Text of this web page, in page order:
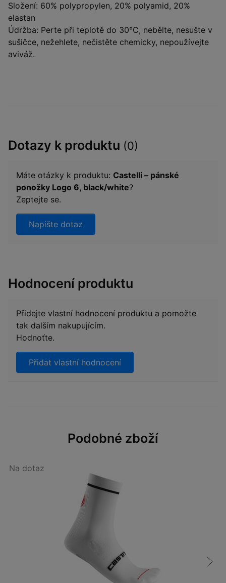
Složení: 60% polypropylen, 20% polyamid, 20%
elastan
Údržba: Perte při teplotě do 30°C, nebělte, nesušte v
sušičce, nežehlete, nečistěte chemicky, nepoužívejte
aviváž.
Dotazy k produktu (0)
Máte otázky k produktu: Castelli – pánské
ponožky Logo 6, black/white?
Zeptejte se.
Napište dotaz
Hodnocení produktu
Přidejte vlastní hodnocení produktu a pomožte
tak dalším nakupujícím.
Hodnoťte.
Přidat vlastní hodnocení
Podobné zboží
Na dotaz